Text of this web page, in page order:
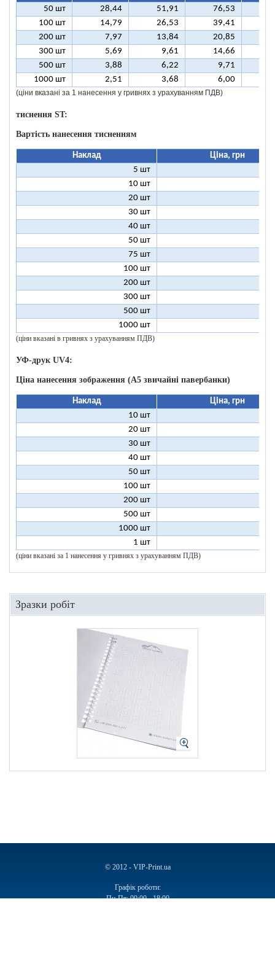
50 шт
28,44 51,91 76,53
100 шт
14,79 26,53 39,41
200 шт
7,97 13,84 20,85
300 шт
5,69 9,61 14,66
500 шт
3,88 6,22 9,71
1000 шт
2,51 3,68 6,00
(ціни вказані за 1 нанесення у гривнях з урахуванням ПДВ)
тиснення ST:
Вартість нанесення тисненням
Наклад
Ціна, грн
5 шт
10 шт
20 шт
30 шт
40 шт
50 шт
75 шт
100 шт
200 шт
300 шт
500 шт
1000 шт
(ціни вказані в гривнях з урахуванням ПДВ)
УФ-друк UV4:
Ціна нанесення зображення (А5 звичайні павербанки)
Наклад
Ціна, грн
10 шт
20 шт
30 шт
40 шт
50 шт
100 шт
200 шт
500 шт
1000 шт
1 шт
(ціни вказані за 1 нанесення у гривнях з урахуванням ПДВ)
Зразки робіт
© 2012 - VIP-Print.ua
Графік роботи:
Пн-Пт: 09:00 - 18:00